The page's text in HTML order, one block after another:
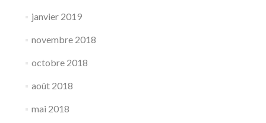
janvier 2019
novembre 2018
octobre 2018
août 2018
mai 2018